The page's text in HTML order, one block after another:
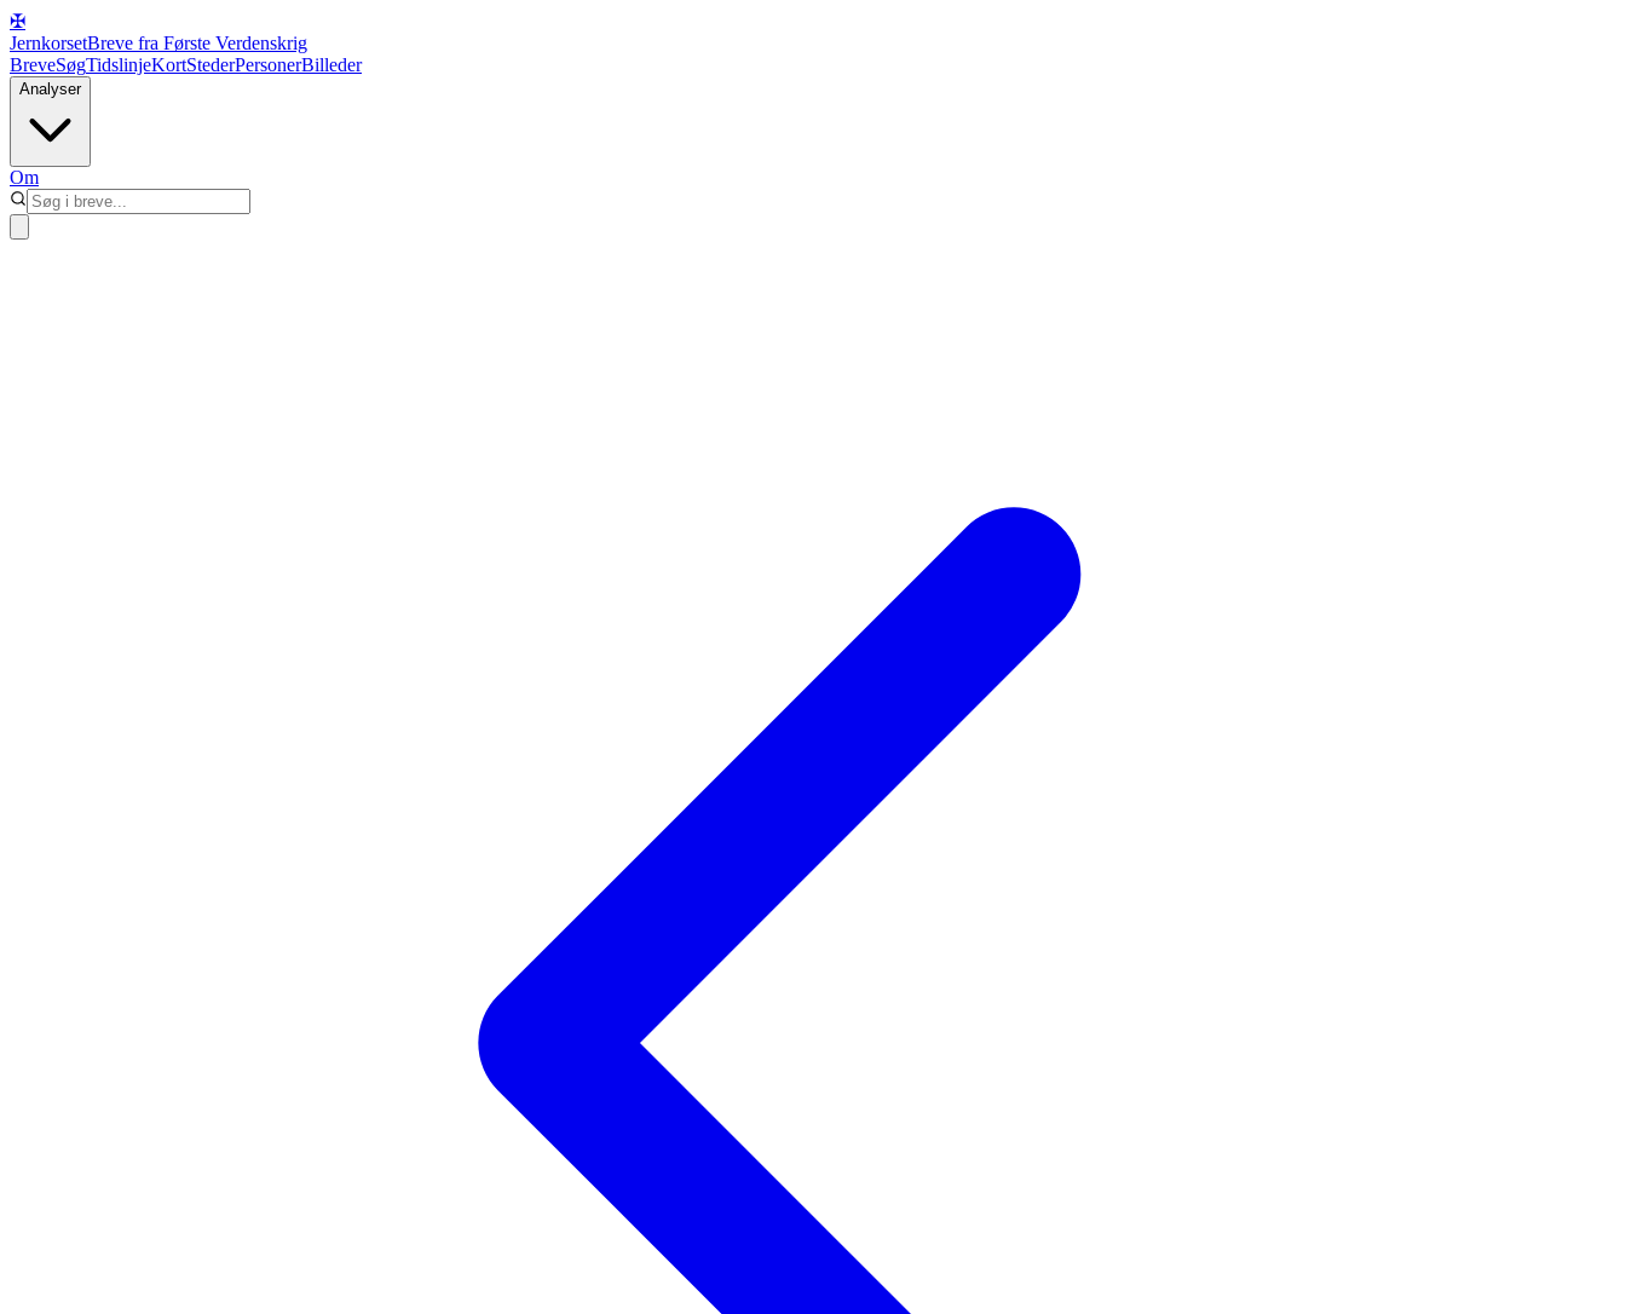
✠
JernkorsetBreve fra Første Verdenskrig
BreveSøgTidslinjeKortStederPersonerBilleder
Analyser
Om